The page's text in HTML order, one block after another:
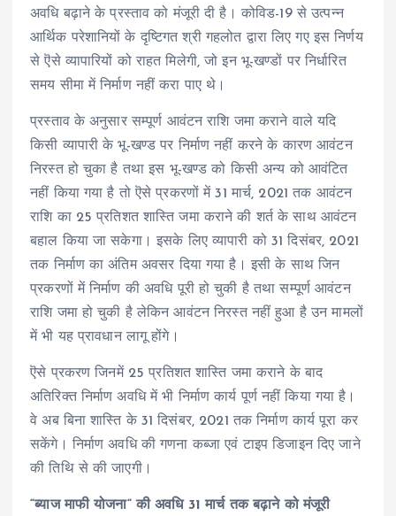
अवधि बढ़ाने के प्रस्ताव को मंजूरी दी है। कोविड-19 से उत्पन्न
आर्थिक परेशानियों के दृष्टिगत श्री गहलोत द्वारा लिए गए इस निर्णय
से ऎसे व्यापारियों को राहत मिलेगी, जो इन भू-खण्डों पर निर्धारित
समय सीमा में निर्माण नहीं करा पाए थे।
प्रस्ताव के अनुसार सम्पूर्ण आवंटन राशि जमा कराने वाले यदि
किसी व्यापारी के भू-खण्ड पर निर्माण नहीं करने के कारण आवंटन
निरस्त हो चुका है तथा इस भू-खण्ड को किसी अन्य को आवंटित
नहीं किया गया है तो ऎसे प्रकरणों में 31 मार्च, 2021 तक आवंटन
राशि का 25 प्रतिशत शास्ति जमा कराने की शर्त के साथ आवंटन
बहाल किया जा सकेगा। इसके लिए व्यापारी को 31 दिसंबर, 2021
तक निर्माण का अंतिम अवसर दिया गया है। इसी के साथ जिन
प्रकरणों में निर्माण की अवधि पूरी हो चुकी है तथा सम्पूर्ण आवंटन
राशि जमा हो चुकी है लेकिन आवंटन निरस्त नहीं हुआ है उन मामलों
में भी यह प्रावधान लागू होंगे।
ऎसे प्रकरण जिनमें 25 प्रतिशत शास्ति जमा कराने के बाद
अतिरिक्त निर्माण अवधि में भी निर्माण कार्य पूर्ण नहीं किया गया है।
वे अब बिना शास्ति के 31 दिसंबर, 2021 तक निर्माण कार्य पूरा कर
सकेंगे। निर्माण अवधि की गणना कब्जा एवं टाइप डिजाइन दिए जाने
की तिथि से की जाएगी।
“ब्याज माफी योजना“ की अवधि 31 मार्च तक बढ़ाने को मंजूरी